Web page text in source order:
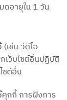
ดอายุใน 1 วัน
เช่น วีดีโอ
เว็บไซต์อื่นปฏิบัติ
ซต์อื่น
คุกกี้ การฝังการ